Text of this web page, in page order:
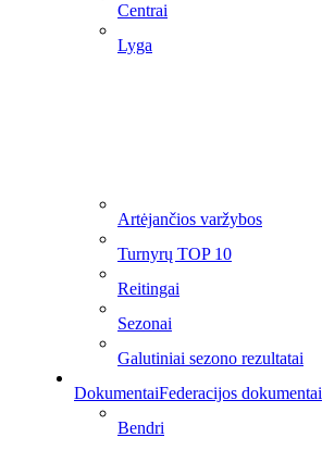
Centrai
Lyga
Artėjančios varžybos
Turnyrų TOP 10
Reitingai
Sezonai
Galutiniai sezono rezultatai
DokumentaiFederacijos dokumentai
Bendri